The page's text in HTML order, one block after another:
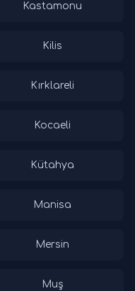
Kastamonu
Kilis
Kırklareli
Kocaeli
Kütahya
Manisa
Mersin
Muş